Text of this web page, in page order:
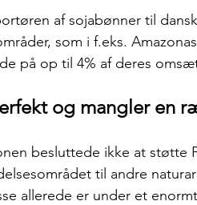
som i f.eks.
på op til 4% af deres
og mangler en
besluttede ikke at støtte
til andre
allerede er under et